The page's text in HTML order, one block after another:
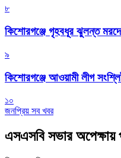
৮
কিশোরগঞ্জে গৃহবধূর ঝুলন্ত
৯
কিশোরগঞ্জে আওয়ামী লীগ
১০
জনপ্রিয় সব খবর
এসএসবি সভার অপেক্ষায়